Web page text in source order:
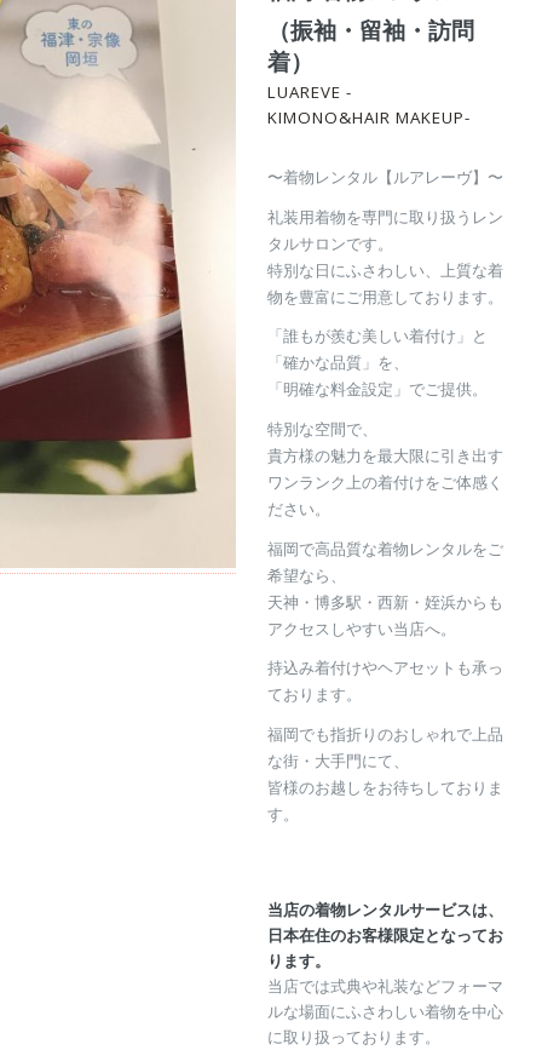
（振袖・留袖・訪問
着）
LUAREVE -
KIMONO&HAIR MAKEUP-
〜着物レンタル【ルアレーヴ】〜
礼装用着物を専門に取り扱うレン
タルサロンです。
特別な日にふさわしい、上質な着
物を豊富にご用意しております。
「誰もが羨む美しい着付け」と
「確かな品質」を、
「明確な料金設定」でご提供。
特別な空間で、
貴方様の魅力を最大限に引き出す
ワンランク上の着付けをご体感く
ださい。
福岡で高品質な着物レンタルをご
希望なら、
天神・博多駅・西新・姪浜からも
アクセスしやすい当店へ。
持込み着付けやヘアセットも承っ
ております。
福岡でも指折りのおしゃれで上品
な街・大手門にて、
皆様のお越しをお待ちしておりま
す。
当店の着物レンタルサービスは、
日本在住のお客様限定となってお
ります。
当店では式典や礼装などフォーマ
ルな場面にふさわしい着物を中心
に取り扱っております。